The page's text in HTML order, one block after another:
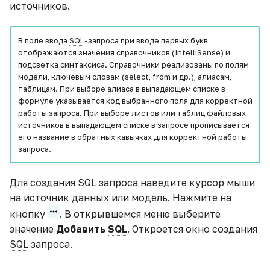
источников.
В поле ввода SQL -запроса при вводе первых букв
отображаются значения справочников (IntelliSense) и
подсветка синтаксиса. Справочники реализованы по полям
модели, ключевым словам (select, from и др.), алиасам,
таблицам. При выборе алиаса в выпадающем списке в
формуле указывается код выбранного поля для корректной
работы запроса. При выборе листов или таблиц файловых
источников в выпадающем списке в запросе прописывается
его название в обратных кавычках для корректной работы
запроса.
Для создания SQL запроса наведите курсор мыши
на источник данных или модель. Нажмите на
кнопку
. В открывшемся меню выберите
значение Добавить SQL. Откроется окно создания
SQL запроса.